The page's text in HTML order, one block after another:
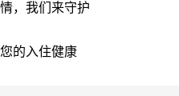
，我们来守护
的入住健康